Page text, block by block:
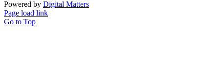
Powered by Digital Matters
Page load link
Go to Top